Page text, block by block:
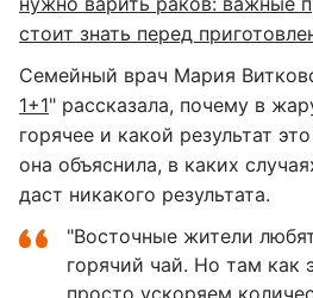
стоит знать перед
Семейный врач Мария
1+1" рассказала, почему в
горячее и какой результат
она объяснила, в каких
даст никакого результата.
"Восточные жители
горячий чай. Но там как